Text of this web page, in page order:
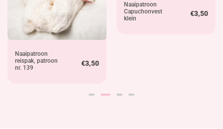
Naaipatroon
reispak, patroon
nr. 139
€3,50
Naaipatroon
Capuchonvest
klein
€3,50